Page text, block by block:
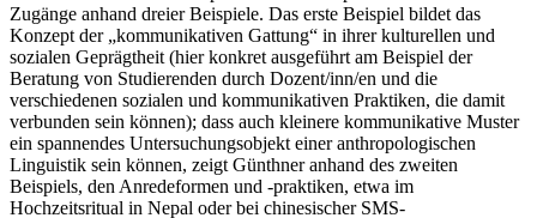
Zugänge anhand dreier Beispiele. Das erste Beispiel bildet das
Konzept der „kommunikativen Gattung“ in ihrer kulturellen und
sozialen Geprägtheit (hier konkret ausgeführt am Beispiel der
Beratung von Studierenden durch Dozent/inn/en und die
verschiedenen sozialen und kommunikativen Praktiken, die damit
verbunden sein können); dass auch kleinere kommunikative Muster
ein spannendes Untersuchungsobjekt einer anthropologischen
Linguistik sein können, zeigt Günthner anhand des zweiten
Beispiels, den Anredeformen und -praktiken, etwa im
Hochzeitsritual in Nepal oder bei chinesischer SMS-